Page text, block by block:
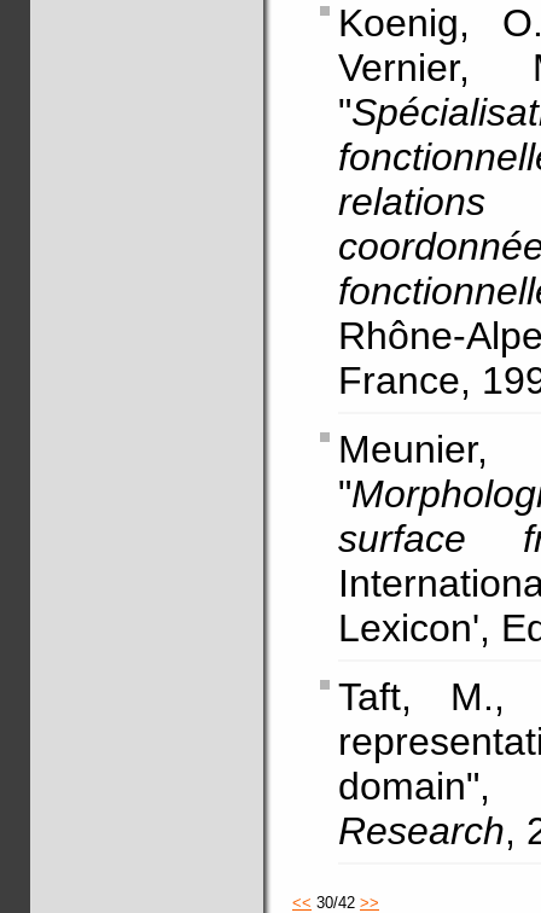
Koenig,
"
relations
Rhône-
France,
"
surface
Lexicon',
Taft, M.,
Research,
<< 30/42 >>